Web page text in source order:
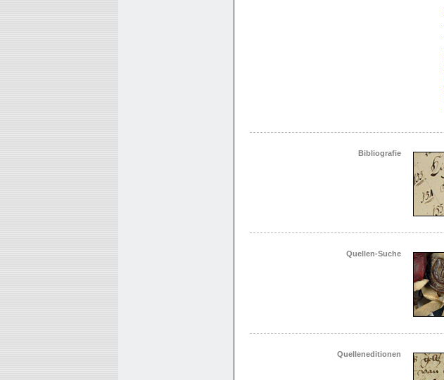
Bibliografie
Quellen-Suche
Quelleneditionen